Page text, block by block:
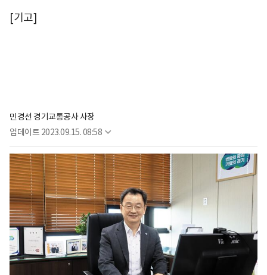
[기고]
민경선 경기교통공사 사장
업데이트 2023.09.15. 08:58